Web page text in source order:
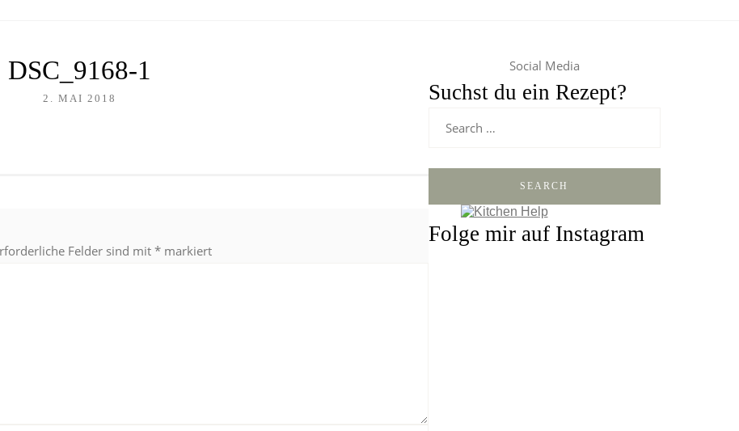
DSC_9168-1
2. MAI 2018
Felder sind mit * markiert
Social Media
Suchst du ein Rezept?
SEARCH
Folge mir auf Instagram